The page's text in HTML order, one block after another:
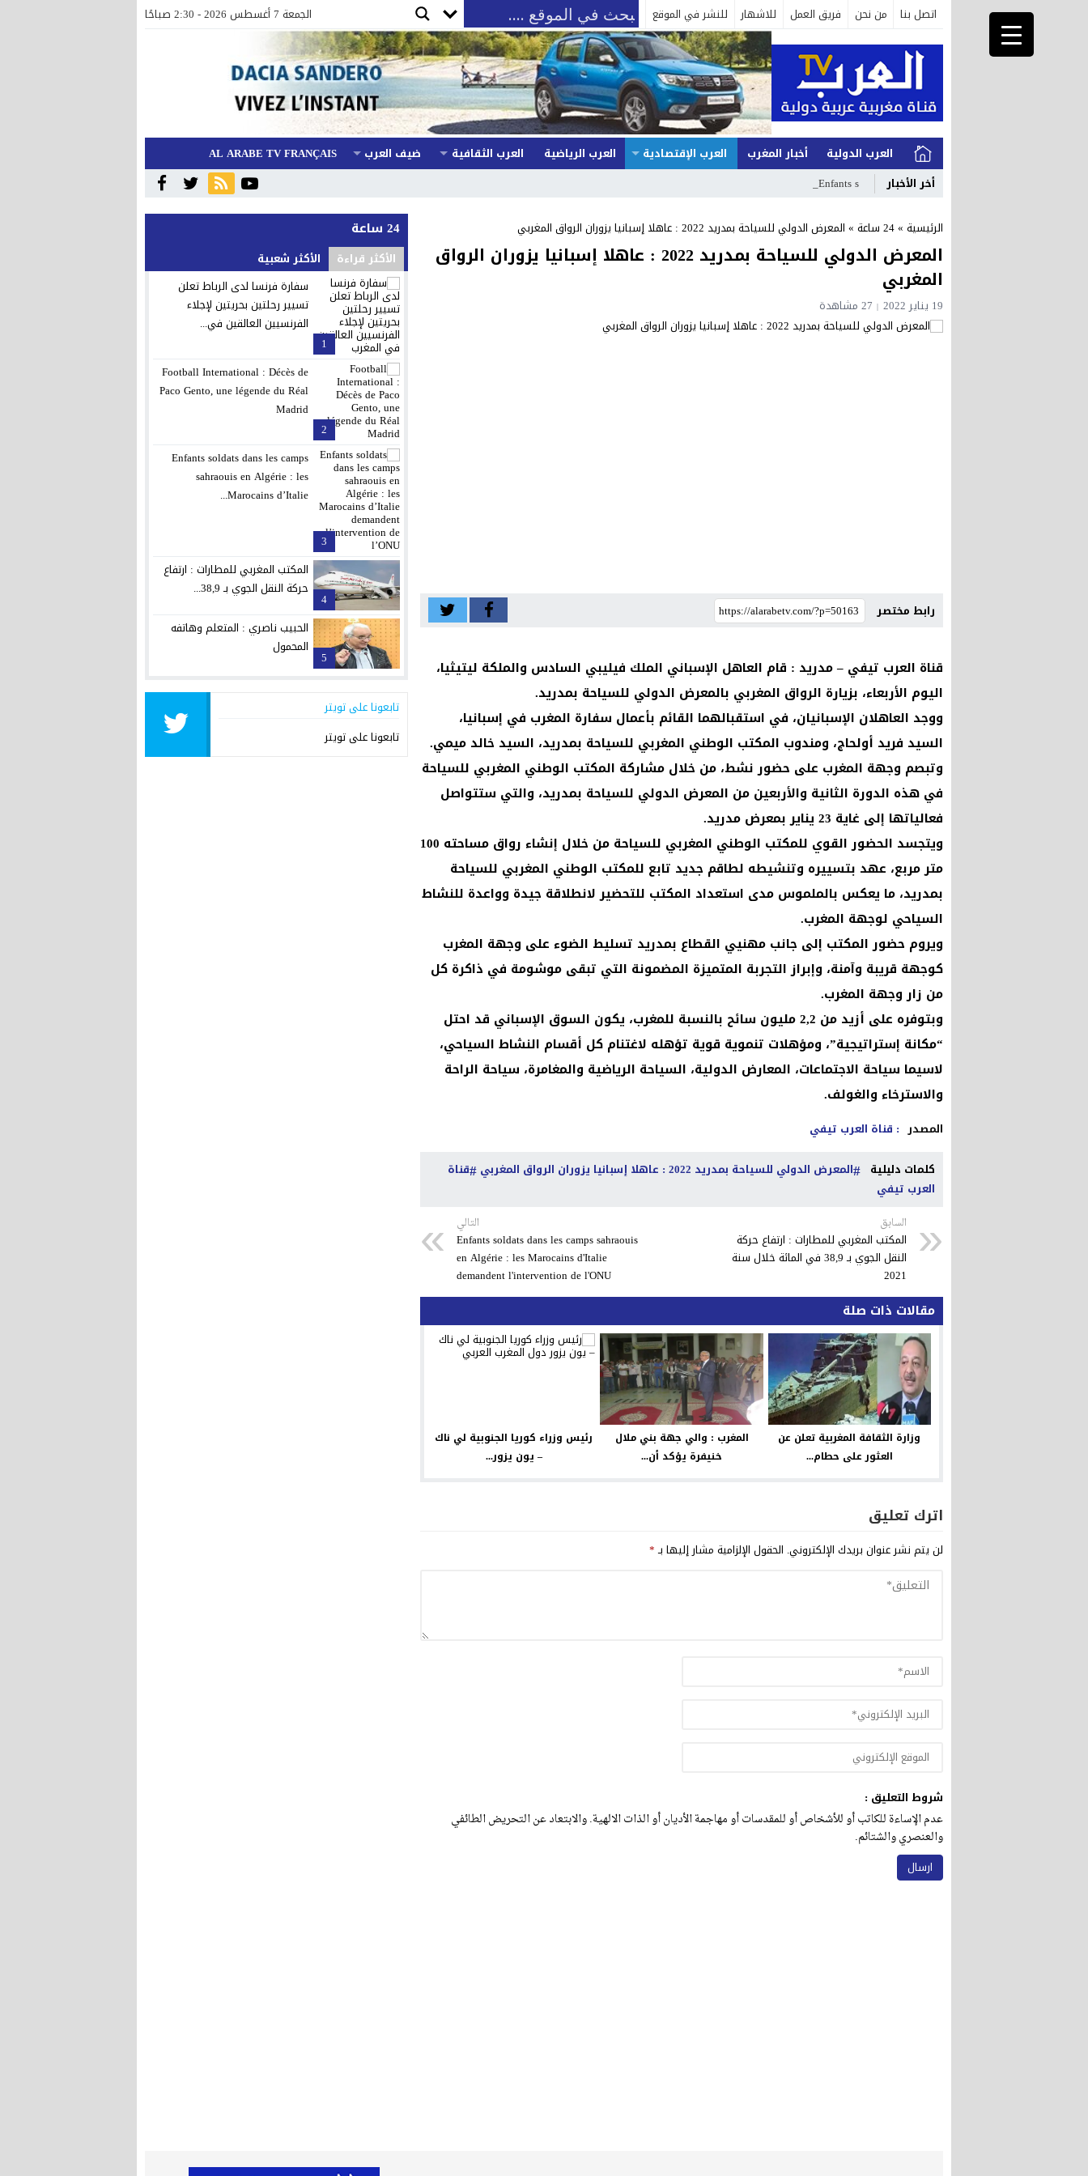
اتصل بنا من نحن فريق العمل للاشهار للنشر في الموقع الجمعة 7 أغسطس 2026 - 2:30 صباحًا
العرب الدولية أخبار المغرب العرب الإقتصادية العرب الرياضية العرب الثقافية ضيف العرب
AL ARABE TV FRANÇAIS
أخر الأخبار
Enfants soldats d_
الرئيسية »24 ساعة » المعرض الدولي للسياحة بمدريد 2022 : عاهلا إسبانيا يزوران الرواق المغربي
المعرض الدولي للسياحة بمدريد 2022 : عاهلا إسبانيا يزوران الرواق
المغربي
19 يناير 2022 27 مشاهدة
رابط مختصر
قناة العرب تيفي – مدريد : قام العاهل الإسباني الملك فيليبي السادس والملكة ليتيثيا،
اليوم الأربعاء، بزيارة الرواق المغربي بالمعرض الدولي للسياحة بمدريد.
ووجد العاهلان الإسبانيان، في استقبالهما القائم بأعمال سفارة المغرب في إسبانيا،
السيد فريد أولحاج، ومندوب المكتب الوطني المغربي للسياحة بمدريد، السيد خالد ميمي.
وتبصم وجهة المغرب على حضور نشط، من خلال مشاركة المكتب الوطني المغربي للسياحة
في هذه الدورة الثانية والأربعين من المعرض الدولي للسياحة بمدريد، والتي ستتواصل
فعالياتها إلى غاية 23 يناير بمعرض مدريد.
ويتجسد الحضور القوي للمكتب الوطني المغربي للسياحة من خلال إنشاء رواق مساحته 100
متر مربع، عهد بتسييره وتنشيطه لطاقم جديد تابع للمكتب الوطني المغربي للسياحة
بمدريد، ما يعكس بالملموس مدى استعداد المكتب للتحضير لانطلاقة جيدة وواعدة للنشاط
السياحي لوجهة المغرب.
ويروم حضور المكتب إلى جانب مهنيي القطاع بمدريد تسليط الضوء على وجهة المغرب
كوجهة قريبة وآمنة، وإبراز التجربة المتميزة المضمونة التي تبقى موشومة في ذاكرة كل
من زار وجهة المغرب.
وبتوفره على أزيد من 2,2 مليون سائح بالنسبة للمغرب، يكون السوق الإسباني قد احتل
“مكانة إستراتيجية”، ومؤهلات تنموية قوية تؤهله لاغتنام كل أقسام النشاط السياحي،
لاسيما سياحة الاجتماعات، المعارض الدولية، السياحة الرياضية والمغامرة، سياحة الراحة
والاسترخاء والغولف.
المصدر : قناة العرب تيفي
كلمات دليلية
المعرض الدولي للسياحة بمدريد 2022 : عاهلا إسبانيا يزوران الرواق المغربي
قناة
العرب تيفي
السابق
المكتب المغربي للمطارات : ارتفاع حركة
النقل الجوي بـ 38,9 في المائة خلال سنة
2021
التالي
Enfants soldats dans les camps sahraouis
en Algérie : les Marocains d'Italie
demandent l'intervention de l'ONU
مقالات ذات صلة
وزارة الثقافة المغربية تعلن عن
العثور على حطام...
المغرب : والي جهة بني ملال
خنيفرة يؤكد أن...
رئيس وزراء كوريا الجنوبية لي ناك
– يون يزور...
اترك تعليق
لن يتم نشر عنوان بريدك الإلكتروني. الحقول الإلزامية مشار إليها بـ*
شروط التعليق :
عدم الإساءة للكاتب أو للأشخاص أو للمقدسات أو مهاجمة الأديان أو الذات الالهية. والابتعاد عن التحريض الطائفي
والعنصري والشتائم.
24 ساعة
الأكثر قراءة الأكثر شعبية
1
سفارة فرنسا لدى الرباط تعلن
تسيير رحلتين بحريتين لإجلاء
الفرنسيين العالقين في...
2
Football International : Décès de
Paco Gento, une légende du Réal
Madrid
3
Enfants soldats dans les camps
sahraouis en Algérie : les
Marocains d’Italie...
4
المكتب المغربي للمطارات : ارتفاع
حركة النقل الجوي بـ 38,9...
5
الحبيب ناصري : المتعلم وهاتفه
المحمول
تابعونا على تويتر
تابعونا على تويتر